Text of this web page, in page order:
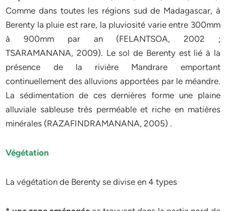
Comme dans toutes les régions sud de Madagascar, à
Berenty la pluie est rare, la pluviosité varie entre 300mm
à 900mm par an (FELANTSOA, 2002 ;
TSARAMANANA, 2009). Le sol de Berenty est lié à la
présence de la rivière Mandrare emportant
continuellement des alluvions apportées par le méandre.
La sédimentation de ces dernières forme une plaine
alluviale sableuse très perméable et riche en matières
minérales (RAZAFINDRAMANANA, 2005) .
Végétation
La végétation de Berenty se divise en 4 types